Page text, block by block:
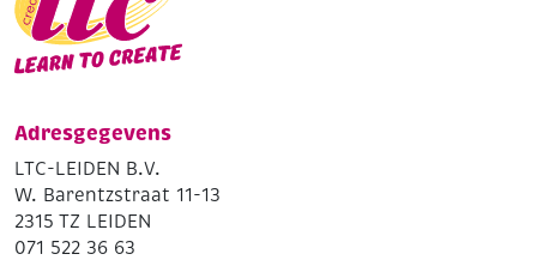
Adresgegevens
LTC-LEIDEN B.V.
W. Barentzstraat 11-13
2315 TZ LEIDEN
071 522 36 63